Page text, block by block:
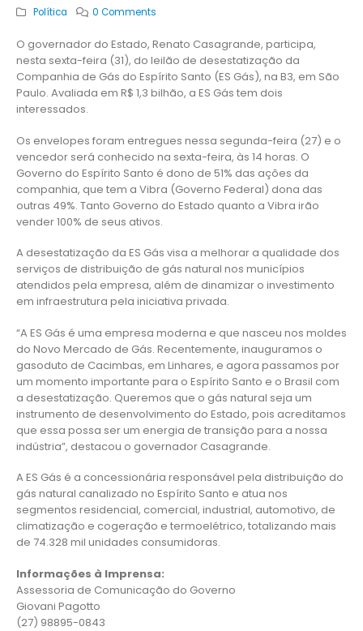
Política 0 Comments
O governador do Estado, Renato Casagrande, participa,
nesta sexta-feira (31), do leilão de desestatização da
Companhia de Gás do Espírito Santo (ES Gás), na B3, em São
Paulo. Avaliada em R$ 1,3 bilhão, a ES Gás tem dois
interessados.
Os envelopes foram entregues nessa segunda-feira (27) e o
vencedor será conhecido na sexta-feira, às 14 horas. O
Governo do Espírito Santo é dono de 51% das ações da
companhia, que tem a Vibra (Governo Federal) dona das
outras 49%. Tanto Governo do Estado quanto a Vibra irão
vender 100% de seus ativos.
A desestatização da ES Gás visa a melhorar a qualidade dos
serviços de distribuição de gás natural nos municípios
atendidos pela empresa, além de dinamizar o investimento
em infraestrutura pela iniciativa privada.
“A ES Gás é uma empresa moderna e que nasceu nos moldes
do Novo Mercado de Gás. Recentemente, inauguramos o
gasoduto de Cacimbas, em Linhares, e agora passamos por
um momento importante para o Espírito Santo e o Brasil com
a desestatização. Queremos que o gás natural seja um
instrumento de desenvolvimento do Estado, pois acreditamos
que essa possa ser um energia de transição para a nossa
indústria”, destacou o governador Casagrande.
A ES Gás é a concessionária responsável pela distribuição do
gás natural canalizado no Espírito Santo e atua nos
segmentos residencial, comercial, industrial, automotivo, de
climatização e cogeração e termoelétrico, totalizando mais
de 74.328 mil unidades consumidoras.
Informações à Imprensa:
Assessoria de Comunicação do Governo
Giovani Pagotto
(27) 98895-0843